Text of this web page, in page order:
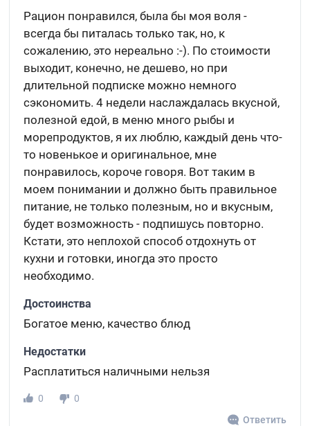
Рацион понравился, была бы моя воля -
всегда бы питалась только так, но, к
сожалению, это нереально :-). По стоимости
выходит, конечно, не дешево, но при
длительной подписке можно немного
сэкономить. 4 недели наслаждалась вкусной,
полезной едой, в меню много рыбы и
морепродуктов, я их люблю, каждый день что-
то новенькое и оригинальное, мне
понравилось, короче говоря. Вот таким в
моем понимании и должно быть правильное
питание, не только полезным, но и вкусным,
будет возможность - подпишусь повторно.
Кстати, это неплохой способ отдохнуть от
кухни и готовки, иногда это просто
необходимо.
Достоинства
Богатое меню, качество блюд
Недостатки
Расплатиться наличными нельзя
0
0
Ответить